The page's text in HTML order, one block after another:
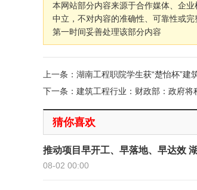
本网站部分内容来源于合作媒体、企
中立，不对内容的准确性、可靠性或
第一时间妥善处理该部分内容
上一条：湖南工程职院学生获“楚怡杯”
下一条：建筑工程行业：财政部：政府
猜你喜欢
推动项目早开工、早落地、早达效
08-02 00:00